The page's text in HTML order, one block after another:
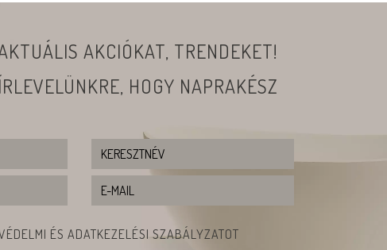
AKCIÓKAT, TRENDEKET!
HOGY NAPRAKÉSZ
ÉS ADATKEZELÉSI SZABÁLYZATOT